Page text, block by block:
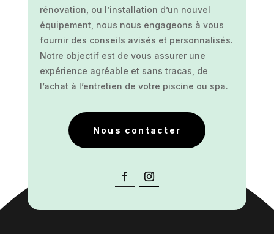
rénovation, ou l’installation d’un nouvel
équipement, nous nous engageons à vous
fournir des conseils avisés et personnalisés.
Notre objectif est de vous assurer une
expérience agréable et sans tracas, de
l’achat à l’entretien de votre piscine ou spa.
Nous contacter